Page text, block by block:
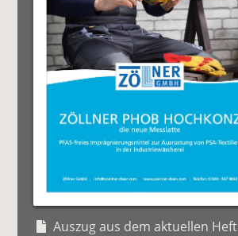
Auszug aus dem aktuellen Heft